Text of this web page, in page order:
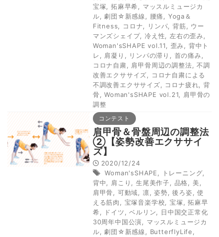
宝塚
拓麻早希
マッスルミュージカ
ル
劇団☆新感線 腰痛
Yoga＆
Fitness
コロナ リンパ 背筋
ウー
マンズシェイプ, 冷え性 左右の歪み
Woman'sSHAPE vol.11
歪み
背中ト
レ
肩凝り リンパの滞り 首の痛み
コロナ自粛
肩甲骨周辺の調整法 ,不調
改善エクササイズ
コロナ自粛による
不調改善エクササイズ
コロナ疲れ
背
骨 ,Woman'sSHAPE vol.21
肩甲骨の
調整
コンテスト
肩甲骨＆骨盤周辺の調整法
②【姿勢改善エクササイ
ズ】
2020/12/24
Woman'sSHAPE
トレーニング
背中
肩こり 生尾美作子 品格 美
肩甲骨
可動域 凛 ,姿勢 ,後ろ姿 ,使
える筋肉
宝塚音楽学校 宝塚 ,拓麻早
希
ドイツ ,ベルリン
日中国交正常化
30周年中国公演
マッスルミュージカ
ル
劇団☆新感線 ButterflyLife